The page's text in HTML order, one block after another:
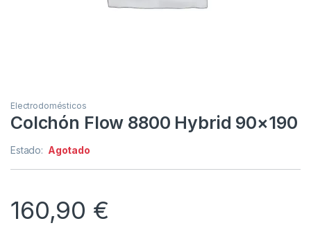
Electrodomésticos
Colchón Flow 8800 Hybrid 90×190
Estado: Agotado
160,90 €